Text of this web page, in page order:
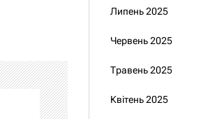
Липень 2025
Червень 2025
Травень 2025
Квітень 2025